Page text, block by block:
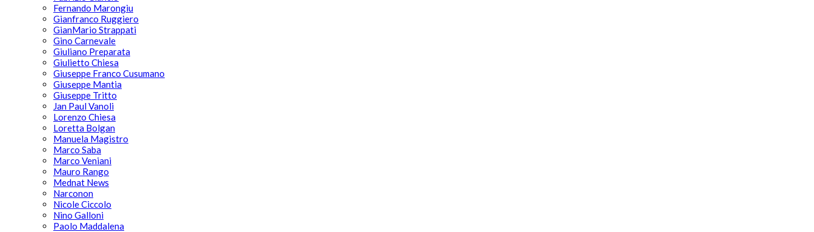
Fernando Marongiu
Gianfranco Ruggiero
GianMario Strappati
Gino Carnevale
Giuliano Preparata
Giulietto Chiesa
Giuseppe Franco Cusumano
Giuseppe Mantia
Giuseppe Tritto
Jan Paul Vanoli
Lorenzo Chiesa
Loretta Bolgan
Manuela Magistro
Marco Saba
Marco Veniani
Mauro Rango
Mednat News
Narconon
Nicole Ciccolo
Nino Galloni
Paolo Maddalena